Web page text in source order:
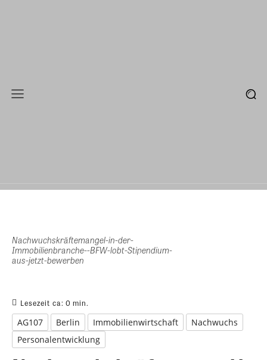
Nachwuchskräftemangel-in-der-
Immobilienbranche--BFW-lobt-Stipendium-
aus-jetzt-bewerben
Lesezeit ca: 0 min.
AG107 Berlin Immobilienwirtschaft
Nachwuchs
Personalentwicklung